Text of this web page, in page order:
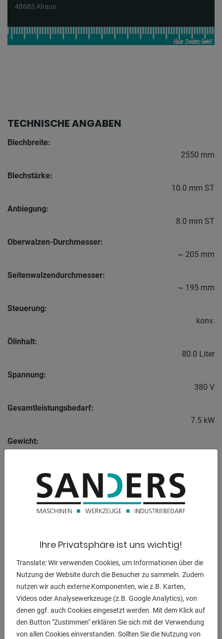
48683 Ahaus
TECHNISCHE ANGABEN
Blechbreite:
2550 mm
Blechstärke:
10.0 mm ST
Anbiegung:
8.0 mm ST
Oberwalzen-Durchmesser:
~ 205 mm
Seitenwalzendurchmesser:
~ 195 mm
Steuerung:
konv.
Ölinhalt:
80.0 Liter
Spannung:
380 V
Gesamtleistungsbedarf:
7.5 kW
Gewicht:
Abmessung L-B-H:
5000 x 1500 x 1300 mm
- robuste elektro-hydraulische 3-Walzen
Rundbiegemaschine
- 3-Walzen-Konzept bietet vielfältigste Biege- und
Rundungsmöglichkeiten
- schwenkbare Steuerungseinheit, vorne
* Bedienung - Ansteuerung aller Walzen bzw.
Ihre Privatsphäre ist uns wichtig!
Translate: Wir verwenden Cookies, um Informationen über die
Nutzung der Website durch die Besucher zu sammeln. Zudem
nutzen wir auch externe Komponenten, wie z.B. Karten,
Videos oder Analysewerkzeuge (z.B. Google Analytics), von
denen ggf. auch Cookies eingesetzt werden. Mit dem Klick auf
den Button "Zustimmen" erklären Sie sich mit der Verwendung
von allen Cookies einverstanden. Sollten Sie die Nutzung von